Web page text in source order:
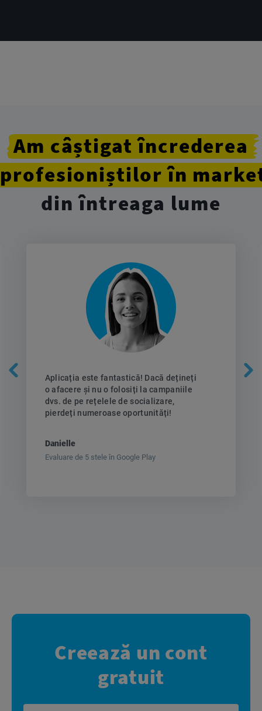
Am câștigat încrederea
profesioniștilor în
din întreaga lume
Aplicația este fantastică! Dacă dețineți
o afacere și nu o folosiți la campaniile
dvs. de pe rețelele de socializare,
pierdeți numeroase oportunități!
Danielle
Evaluare de 5 stele în Google Play
Creează un cont
gratuit